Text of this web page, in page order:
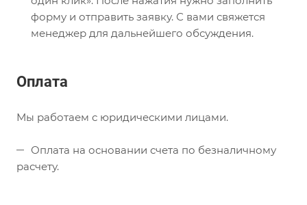
форму и отправить заявку. С вами свяжется
менеджер для дальнейшего обсуждения.
Оплата
Мы работаем с юридическими лицами.
Оплата на основании счета по безналичному
расчету.